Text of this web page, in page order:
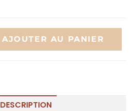
AJOUTER AU PANIER
DESCRIPTION